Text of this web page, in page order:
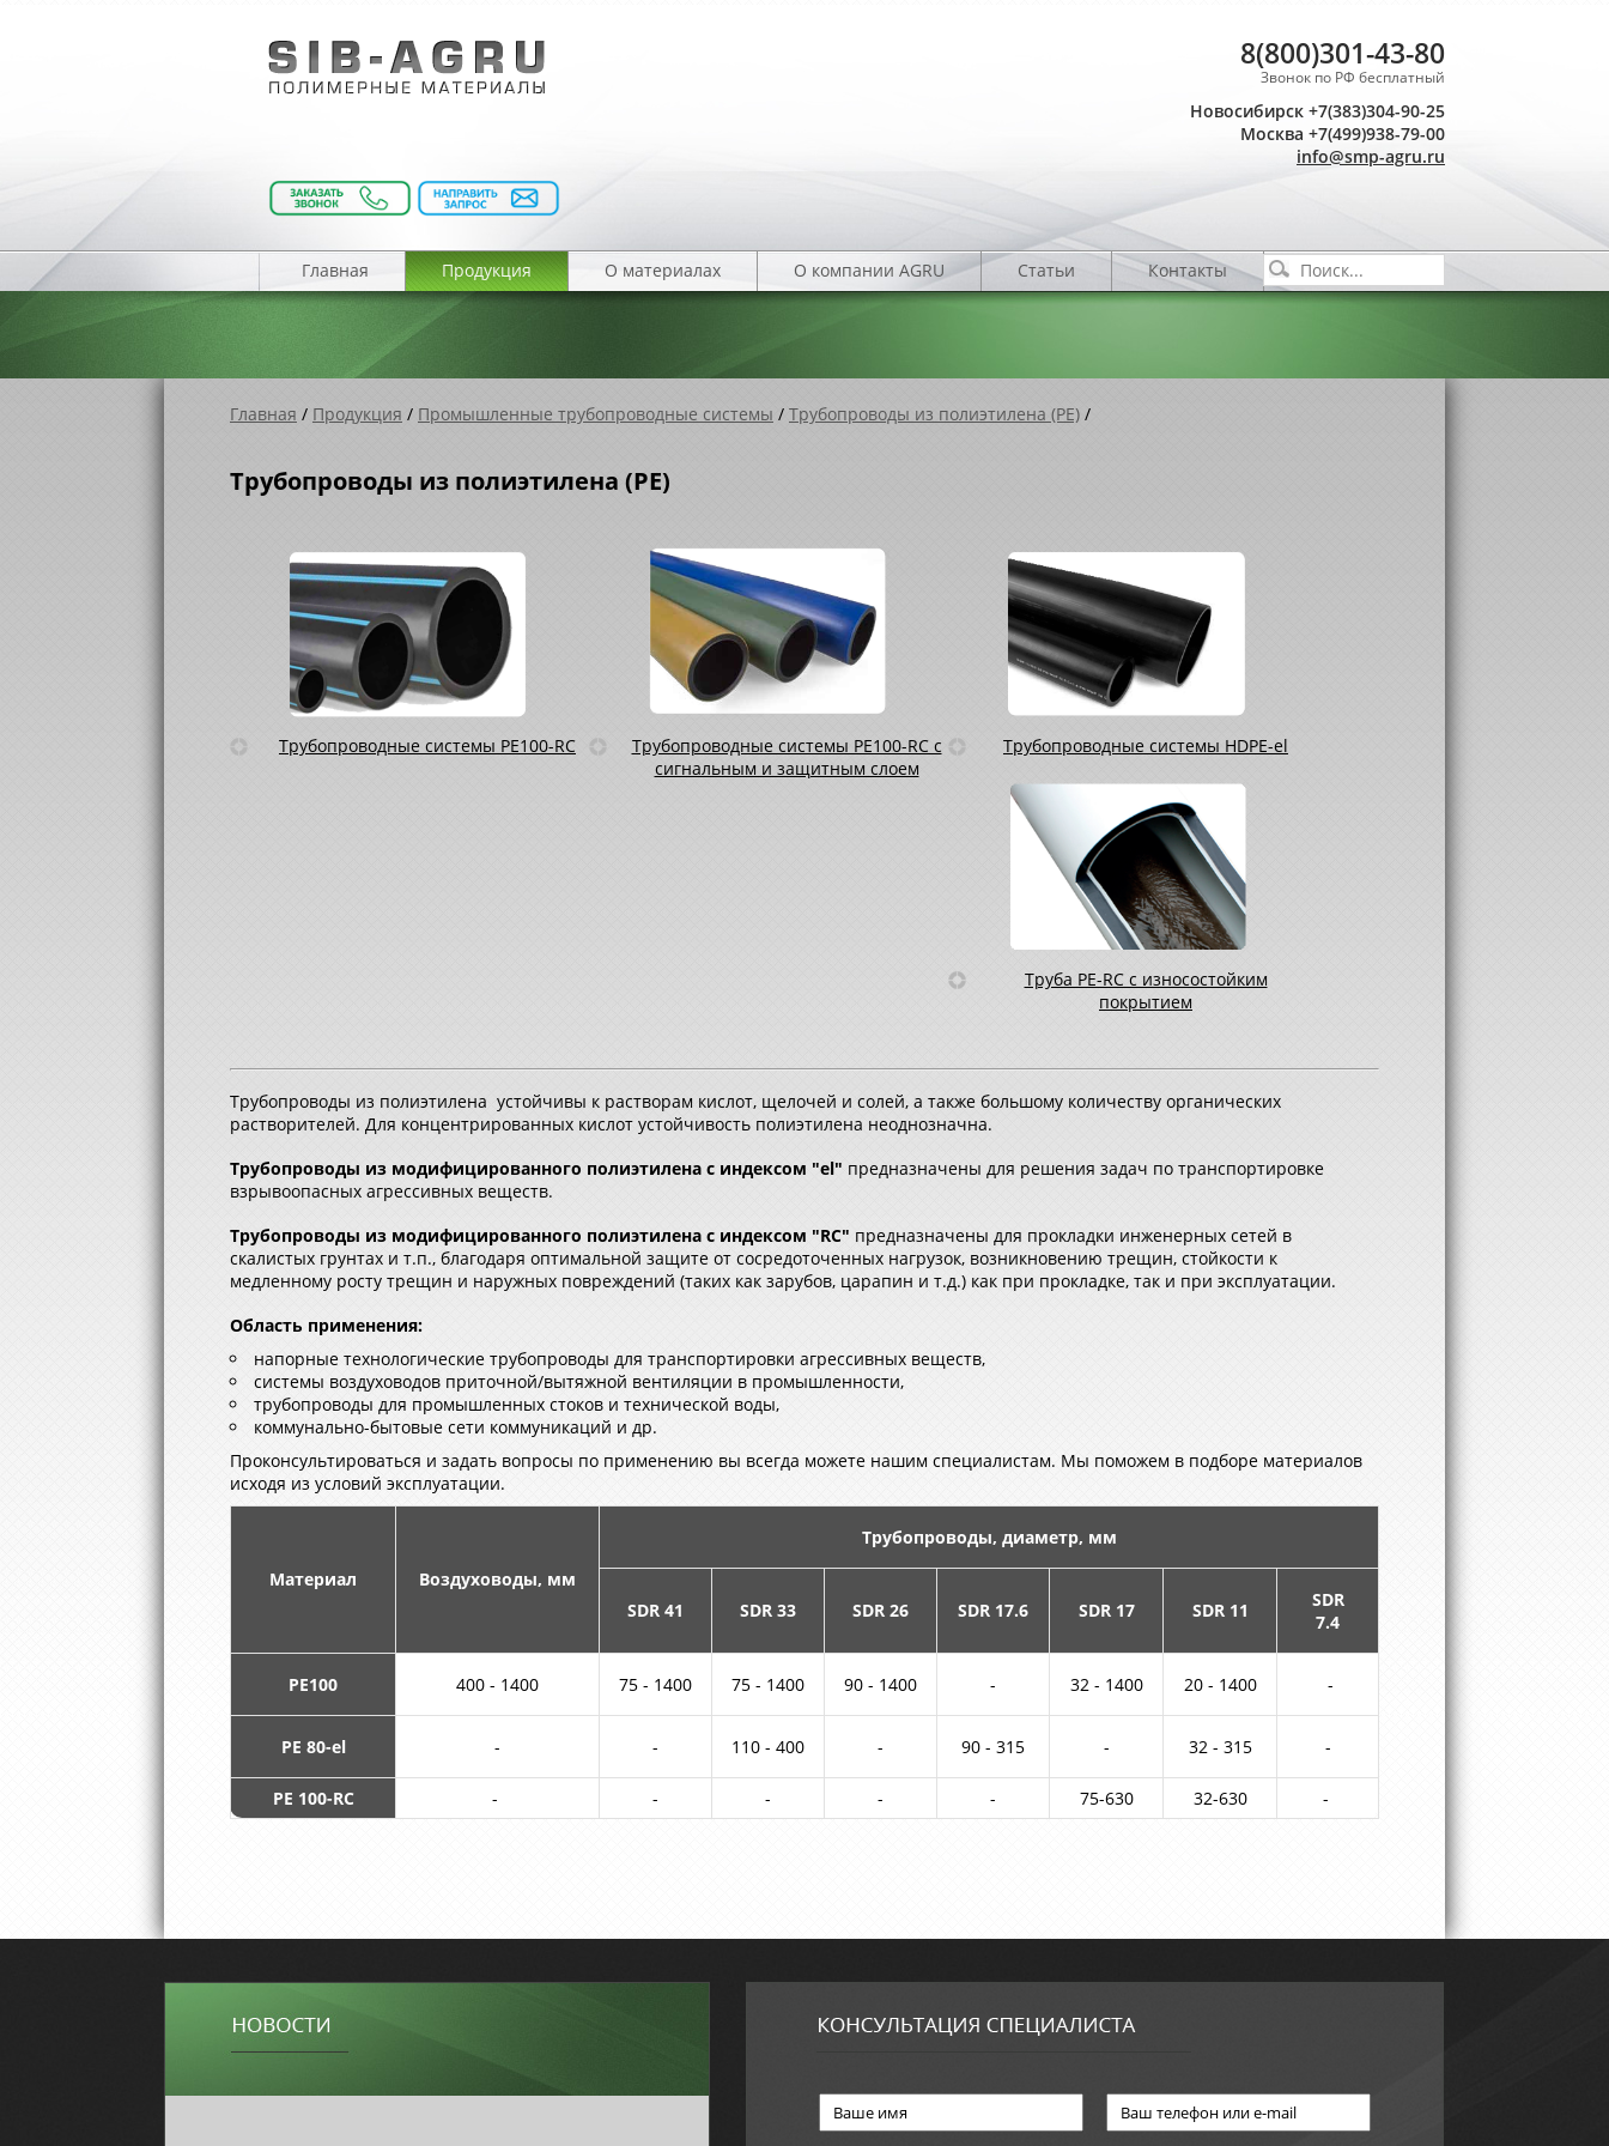
8(800)301-43-80
Звонок по РФ бесплатный
Новосибирск +7(383)304-90-25
Москва +7(499)938-79-00
info@smp-agru.ru
Главная Продукция О материалах О компании AGRU Статьи Контакты
Главная / Продукция / Промышленные трубопроводные системы / Трубопроводы из полиэтилена (PE) /
Трубопроводы из полиэтилена (PE)
Трубопроводные системы PE100-RC
Трубопроводные системы PE100-RC с
сигнальным и защитным слоем
Трубопроводные системы HDPE-el
Труба PE-RC с износостойким
покрытием
Трубопроводы из полиэтилена устойчивы к растворам кислот, щелочей и солей, а также большому количеству органических
растворителей. Для концентрированных кислот устойчивость полиэтилена неоднозначна.
Трубопроводы из модифицированного полиэтилена с индексом "el" предназначены для решения задач по транспортировке
взрывоопасных агрессивных веществ.
Трубопроводы из модифицированного полиэтилена с индексом "RC" предназначены для прокладки инженерных сетей в
скалистых грунтах и т.п., благодаря оптимальной защите от сосредоточенных нагрузок, возникновению трещин, стойкости к
медленному росту трещин и наружных повреждений (таких как зарубов, царапин и т.д.) как при прокладке, так и при эксплуатации.
Область применения:
напорные технологические трубопроводы для транспортировки агрессивных веществ,
системы воздуховодов приточной/вытяжной вентиляции в промышленности,
трубопроводы для промышленных стоков и технической воды,
коммунально-бытовые сети коммуникаций и др.
Проконсультироваться и задать вопросы по применению вы всегда можете нашим специалистам. Мы поможем в подборе материалов
исходя из условий эксплуатации.
Материал Воздуховоды, мм
Трубопроводы, диаметр, мм
SDR 41 SDR 33 SDR 26 SDR 17.6 SDR 17 SDR 11
SDR
7.4
PE100 400 - 1400 75 - 1400 75 - 1400 90 - 1400 - 32 - 1400 20 - 1400 -
PE 80-el - - 110 - 400 - 90 - 315 - 32 - 315 -
PE 100-RC - - - - - 75-630 32-630 -